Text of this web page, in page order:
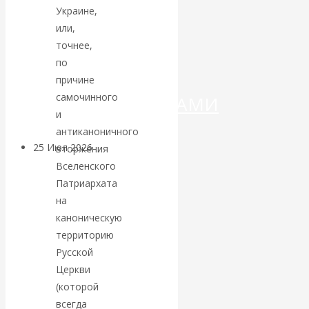
ДЕНЕГ»: КИТАЙ
ВЕДЁТ БОРЬБУ
КРИПТОВАЛЮТАМИ
25 Июл 2026Геополитика
Валентин
КАтасонов.
Может ли
Америка
Украине,
или,
точнее,
по
причине
самочинного
и
антиканоничного
вторжения
Вселенского
Патриархата
на
каноническую
территорию
Русской
Церкви
(которой
всегда